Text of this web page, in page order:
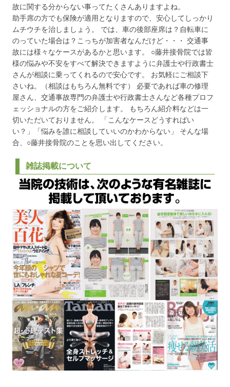
故に関する分からない事ってたくさんありますよね。
助手席の方でも保険が適用となりますので、安心してしっかり
ムチウチを治しましょう。 では、車の後部座席は？自転車に
のっていた場合は？こっちが加害者なんだけど・・・ 交通事
故には様々なケースがあるかと思います。 ○藤井接骨院では皆
様の悩みや不安をすべて解決できますように弁護士や行政書士
さんが相談に乗ってくれるので安心です。 お気軽にご相談下
さいね。（相談はもちろん無料です） 必要であれば車の修理
屋さん、交通事故専門の弁護士や行政書士さんなど各種プロフ
ェッショナルの方をご紹介します。 もちろん紹介料などは一
切いただいておりません。 「こんなケースどうすればい
い？」「悩みを誰に相談していいのかわからない」 そんな場
合、○藤井接骨院のことを思い出してください。
雑誌掲載について